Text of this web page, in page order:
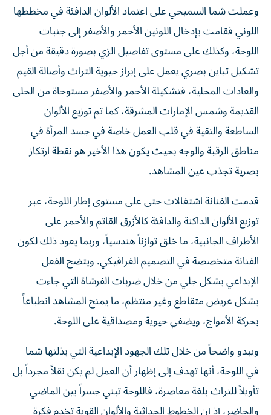
وعملت شما السميحي على اعتماد الألوان الدافئة في مخططها
اللوني فقامت بإدخال اللونين الأحمر والأصفر إلى جنبات
اللوحة، وكذلك على مستوى تفاصيل الزي بصورة دقيقة من أجل
تشكيل تباين بصري يعمل على إبراز حيوية التراث وأصالة القيم
والعادات المحلية، فتشكيلة الأحمر والأصفر مستوحاة من الحلى
القديمة وشمس الإمارات المشرقة، كما تم توزيع الألوان
الساطعة والنقية في قلب العمل خاصة في جسد المرأة في
مناطق الرقبة والوجه بحيث يكون هذا الأخير هو نقطة ارتكاز
بصرية تجذب عين المشاهد.
قدمت الفنانة اشتغالات حتى على مستوى إطار اللوحة، عبر
توزيع الألوان الداكنة والدافئة كالأزرق القاتم والأحمر على
الأطراف الجانبية، ما خلق توازناً هندسياً، وربما يعود ذلك لكون
الفنانة متخصصة في التصميم الغرافيكي. ويتضح الفعل
الإبداعي بشكل جلي من خلال ضربات الفرشاة التي جاءت
بشكل عريض متقاطع وغير منتظم، ما يمنح المشاهد انطباعاً
بحركة الأمواج، ويضفي حيوية ومصداقية على اللوحة.
ويبدو واضحاً من خلال تلك الجهود الإبداعية التي بذلتها شما
في اللوحة، أنها تهدف إلى إظهار أن العمل لم يكن نقلاً مجرداً بل
تأويلاً للتراث بلغة معاصرة، فاللوحة تبني جسراً بين الماضي